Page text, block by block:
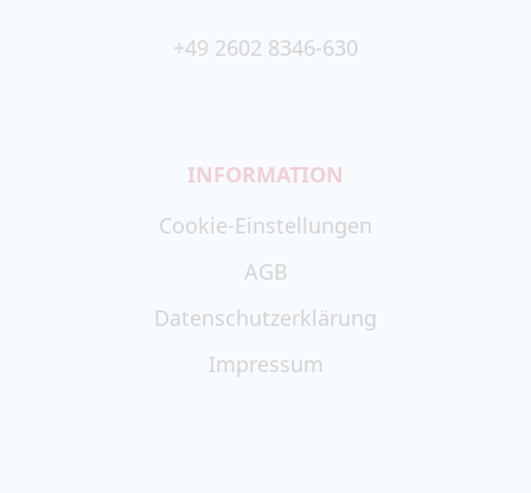
+49 2602 8346-630
INFORMATION
Cookie-Einstellungen
AGB
Datenschutzerklärung
Impressum